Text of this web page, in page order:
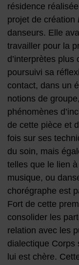
résidence
projet de création
danseurs. Elle
travailler pour la
d’interprètes
poursuivi sa
contact, dans un
notions de
phénomènes
de cette pièce et
fois sur ses
du soin, mais
telles que le lien
musique, ou
chorégraphe est
Fort de cette
consolider les
relation avec les
dialectique Corps
lui est chère.